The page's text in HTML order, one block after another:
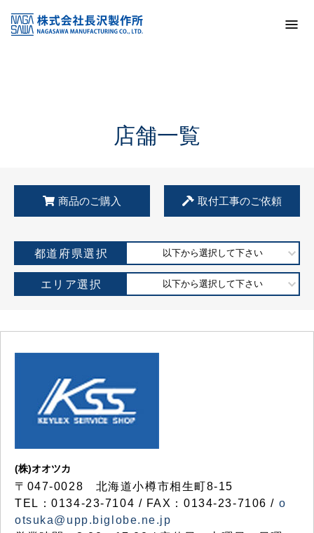
KSS加盟店・取扱店情報
店舗一覧
店舗一覧
商品のご購入 取付工事のご依頼
都道府県選択 以下から選択して下さい
エリア選択 以下から選択して下さい
(株)オオツカ
〒047-0028 北海道小樽市相生町8-15
TEL：0134-23-7104 / FAX：0134-23-7106 / o
otsuka@upp.biglobe.ne.jp